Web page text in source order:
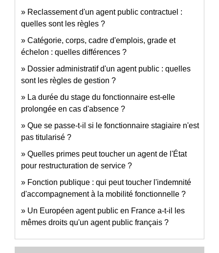
Reclassement d'un agent public contractuel :
quelles sont les règles ?
Catégorie, corps, cadre d'emplois, grade et
échelon : quelles différences ?
Dossier administratif d'un agent public : quelles
sont les règles de gestion ?
La durée du stage du fonctionnaire est-elle
prolongée en cas d'absence ?
Que se passe-t-il si le fonctionnaire stagiaire n'est
pas titularisé ?
Quelles primes peut toucher un agent de l'État
pour restructuration de service ?
Fonction publique : qui peut toucher l'indemnité
d'accompagnement à la mobilité fonctionnelle ?
Un Européen agent public en France a-t-il les
mêmes droits qu'un agent public français ?